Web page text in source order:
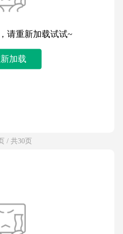
请重新加载试试~
加载
/ 共30页